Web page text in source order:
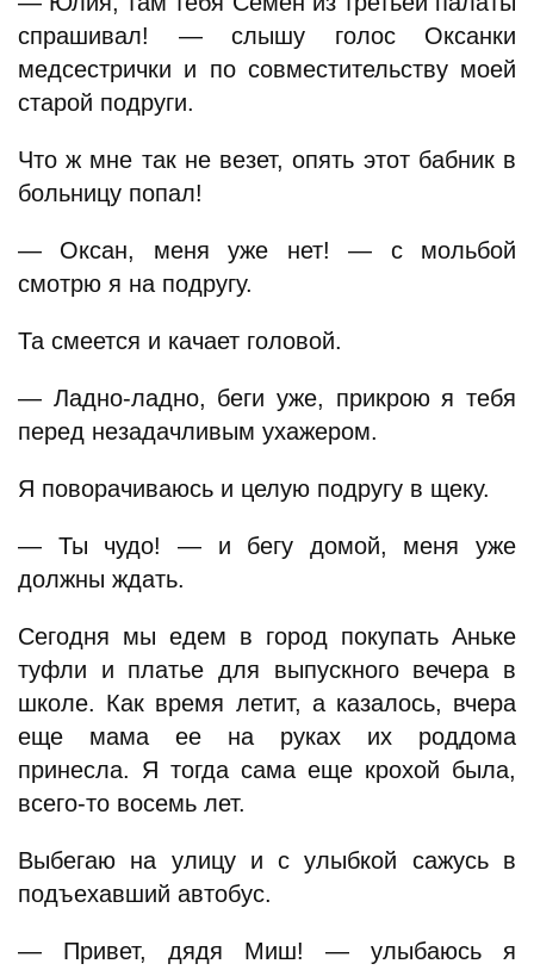
спрашивал! — слышу голос Оксанки
медсестрички и по совместительству моей
старой подруги.
Что ж мне так не везет, опять этот бабник в
больницу попал!
— Оксан, меня уже нет! — с мольбой
смотрю я на подругу.
Та смеется и качает головой.
— Ладно-ладно, беги уже, прикрою я тебя
перед незадачливым ухажером.
Я поворачиваюсь и целую подругу в щеку.
— Ты чудо! — и бегу домой, меня уже
должны ждать.
Сегодня мы едем в город покупать Аньке
туфли и платье для выпускного вечера в
школе. Как время летит, а казалось, вчера
еще мама ее на руках их роддома
принесла. Я тогда сама еще крохой была,
всего-то восемь лет.
Выбегаю на улицу и с улыбкой сажусь в
подъехавший автобус.
— Привет, дядя Миш! — улыбаюсь я